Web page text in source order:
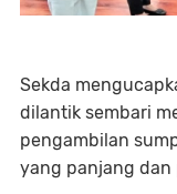
Sekda
dilantik sembari
pengambilan
yang panjang dan